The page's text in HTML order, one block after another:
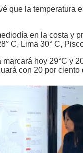
que la temperatura
en la costa y
C, Lima 30° C,
hoy 29°C y
con 20 por ciento